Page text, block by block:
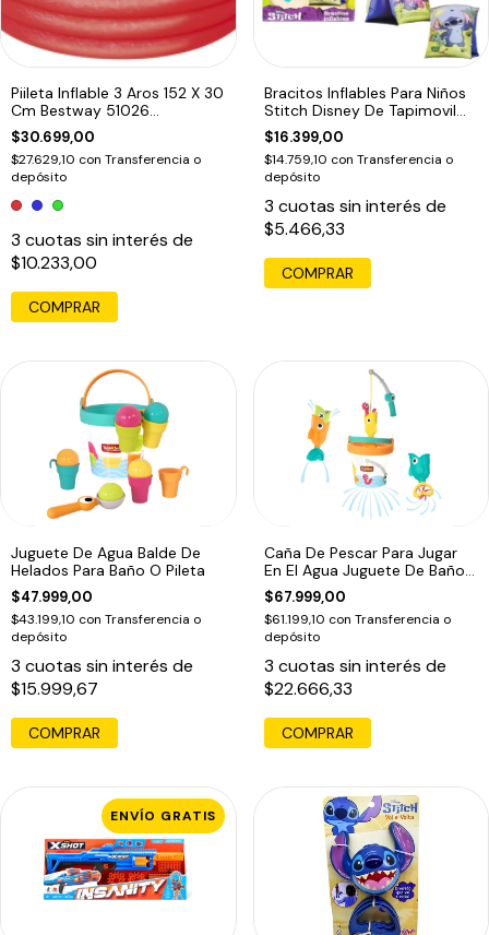
Piileta Inflable 3 Aros 152 X 30
Cm Bestway 51026
Educando
$30.699,00
$27.629,10 con Transferencia o
depósito
3 cuotas sin interés de
$10.233,00
COMPRAR
Bracitos Inflables Para Niños
Stitch Disney De Tapimovil
Azul Claro
$16.399,00
$14.759,10 con Transferencia o
depósito
3 cuotas sin interés de
$5.466,33
Juguete De Agua Balde De
Helados Para Baño O Pileta
$47.999,00
$43.199,10 con Transferencia o
depósito
3 cuotas sin interés de
$15.999,67
COMPRAR
Caña De Pescar Para Jugar
En El Agua Juguete De Baño
Pileta
$67.999,00
$61.199,10 con Transferencia o
depósito
3 cuotas sin interés de
$22.666,33
COMPRAR
ENVÍO GRATIS